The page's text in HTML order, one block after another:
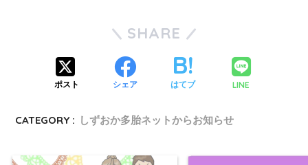
SHARE
ポスト シェア はてブ LINE
CATEGORY : しずおか多胎ネットからお知らせ